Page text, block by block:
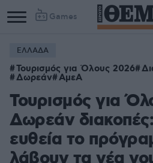
Games
ΕΛΛΑΔΑ
Τουρισμός για Όλους 2026
Δωρεάν ΑμεΑ
Τουρισμός για
Δωρεάν
ευθεία το